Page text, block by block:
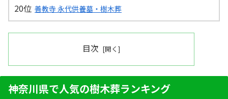
善教寺 永代供養墓・樹木葬
目次
神奈川県で人気の樹木葬ランキング